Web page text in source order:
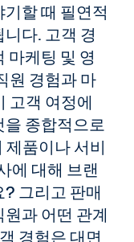
할 때 필연적
다. 고객 경
마케팅 및 영
원 경험과 마
고객 여정에
종합적으로
품이나 서비
에 대해 브랜
그리고 판매
과 어떤 관계
경험은 대면